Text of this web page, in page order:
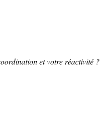
et votre réactivité ?